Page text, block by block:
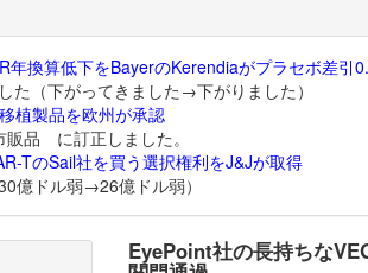
年換算低下をBayerのKerendiaがプラセボ差引
た（下がってきました→下がりました）
植製品を欧州が承認
品 に訂正しました。
TのSail社を買う選択権利をJ&Jが取得
億ドル弱→26億ドル弱）
EyePoint社の長持ちな